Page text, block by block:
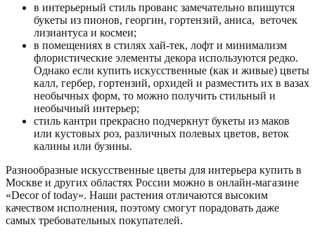
в интерьерный стиль прованс замечательно впишутся
букеты из пионов, георгин, гортензий, аниса, веточек
лизиантуса и космеи;
в помещениях в стилях хай-тек, лофт и минимализм
флористические элементы декора используются редко.
Однако если купить искусственные (как и живые) цветы
калл, гербер, гортензий, орхидей и разместить их в вазах
необычных форм, то можно получить стильный и
необычный интерьер;
стиль кантри прекрасно подчеркнут букеты из маков
или кустовых роз, различных полевых цветов, веток
калины или бузины.
Разнообразные искусственные цветы для интерьера купить в
Москве и других областях России можно в онлайн-магазине
«Decor of today». Наши растения отличаются высоким
качеством исполнения, поэтому смогут порадовать даже
самых требовательных покупателей.